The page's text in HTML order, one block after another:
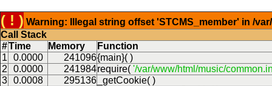
( ! ) Warning: Illegal string offset 'STCMS_member' in /
Call Stack
#Time Memory
Function
1
0.0000 241096{main}( )
2
0.0000 241984require( '/var/www/html/music/
3
0.0008 295136 _getCookie( )